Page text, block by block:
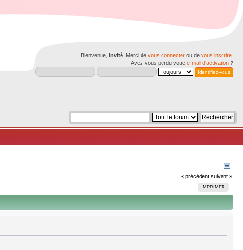
Bienvenue, Invité . Merci de vous connecter ou de vous inscrire
Avez-vous perdu votre e-mail d'activation ?
« précédent suivant »
IMPRIMER